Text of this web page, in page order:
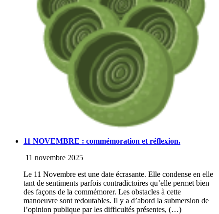
11 NOVEMBRE : commémoration et réflexion.
11 novembre 2025
Le 11 Novembre est une date écrasante. Elle condense en elle
tant de sentiments parfois contradictoires qu’elle permet bien
des façons de la commémorer. Les obstacles à cette
manoeuvre sont redoutables. Il y a d’abord la submersion de
l’opinion publique par les difficultés présentes, (…)